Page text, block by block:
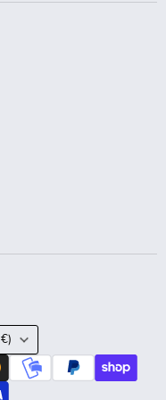
(EUR €)